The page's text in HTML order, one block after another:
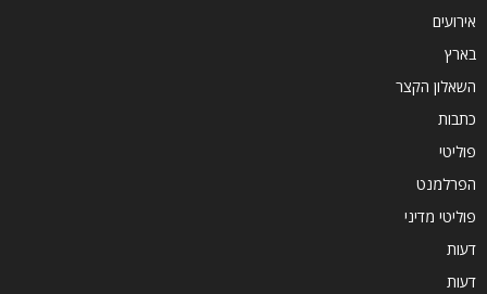
אירועים
בארץ
השאלון הקצר
כתבות
פוליטי
הפרלמנט
פוליטי מדיני
דעות
דעות